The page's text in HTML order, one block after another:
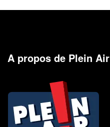
A propos de Plein Air